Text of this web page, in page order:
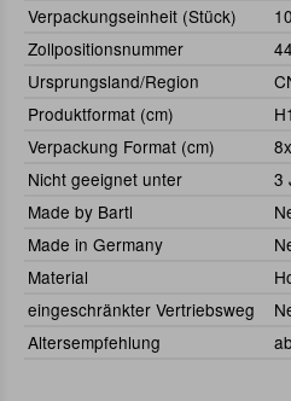
Verpackungseinheit (Stück)
10
Zollpositionsnummer
Ursprungsland/Region
Produktformat (cm)
Verpackung Format (cm)
Nicht geeignet unter
3
Made by Bartl
Made in Germany
Material
eingeschränkter Vertriebsweg
Altersempfehlung